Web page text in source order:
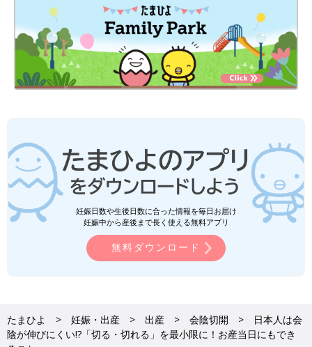
妊娠日数や生後日数に合った情報を毎日お届け
妊娠中から産後まで長く使える無料アプリ
無料ダウンロード
たまひよ 妊娠・出産 出産 会陰切開
日本人は会
陰が伸びにくい!?「切る・切れる」を最小限に！お産当日にもでき